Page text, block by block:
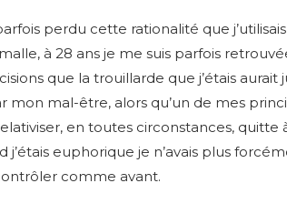
perdu cette rationalité que
à 28 ans je me suis parfois
que la trouillarde que j’étais
mon mal-être, alors qu’un de mes
en toutes circonstances,
euphorique je n’avais plus
comme avant.